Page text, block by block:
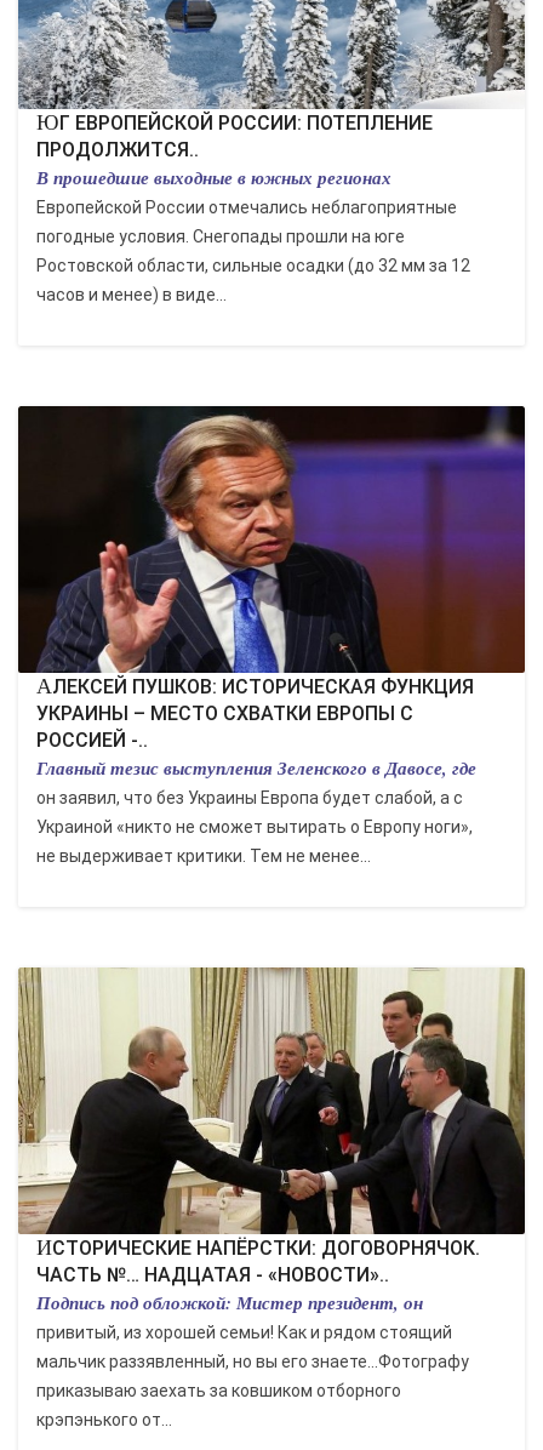
ЮГ ЕВРОПЕЙСКОЙ РОССИИ: ПОТЕПЛЕНИЕ
ПРОДОЛЖИТСЯ..
В прошедшие выходные в южных регионах
Европейской России отмечались неблагоприятные
погодные условия. Снегопады прошли на юге
Ростовской области, сильные осадки (до 32 мм за 12
часов и менее) в виде...
АЛЕКСЕЙ ПУШКОВ: ИСТОРИЧЕСКАЯ ФУНКЦИЯ
УКРАИНЫ – МЕСТО СХВАТКИ ЕВРОПЫ С
РОССИЕЙ -..
Главный тезис выступления Зеленского в Давосе, где
он заявил, что без Украины Европа будет слабой, а с
Украиной «никто не сможет вытирать о Европу ноги»,
не выдерживает критики. Тем не менее...
ИСТОРИЧЕСКИЕ НАПЁРСТКИ: ДОГОВОРНЯЧОК.
ЧАСТЬ №… НАДЦАТАЯ - «НОВОСТИ»..
Подпись под обложкой: Мистер президент, он
привитый, из хорошей семьи! Как и рядом стоящий
мальчик раззявленный, но вы его знаете...Фотографу
приказываю заехать за ковшиком отборного
крэпэнького от...